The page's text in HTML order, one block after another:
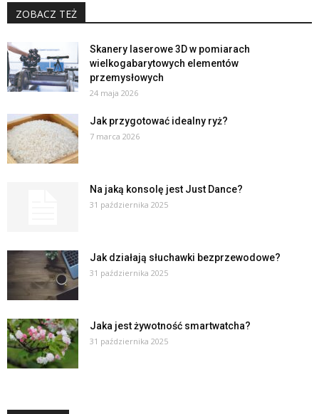
ZOBACZ TEŻ
Skanery laserowe 3D w pomiarach
wielkogabarytowych elementów
przemysłowych
24 maja 2026
Jak przygotować idealny ryż?
7 marca 2026
Na jaką konsolę jest Just Dance?
31 października 2025
Jak działają słuchawki bezprzewodowe?
31 października 2025
Jaka jest żywotność smartwatcha?
31 października 2025